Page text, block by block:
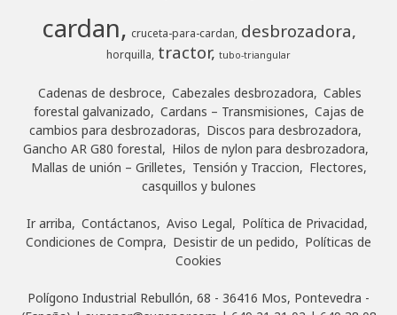
cardan cruceta-para-cardan desbrozadora
horquilla tractor tubo-triangular
Cadenas de desbroce Cabezales desbrozadora
Cables
forestal galvanizado
Cardans – Transmisiones
Cajas de
cambios para desbrozadoras
Discos para desbrozadora
Gancho AR G80 forestal
Hilos de nylon para desbrozadora
Mallas de unión – Grilletes
Tensión y Traccion
Flectores,
casquillos y bulones
Ir arriba Contáctanos Aviso Legal
Política de Privacidad
Condiciones de Compra
Desistir de un pedido
Políticas de
Cookies
Polígono Industrial Rebullón, 68 - 36416 Mos, Pontevedra -